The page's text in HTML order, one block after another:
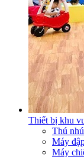
Thiết bị khu
Thú
Máy
Máy